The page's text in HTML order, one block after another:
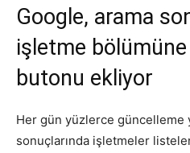
Google, arama
işletme
butonu ekliyor
Her gün yüzlerce güncelleme
sonuçlarında işletmeler